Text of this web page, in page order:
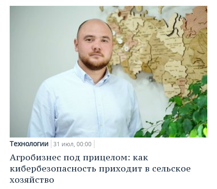
Технологии 31 июл, 00:00
Агробизнес под прицелом: как
кибербезопасность приходит в сельское
хозяйство